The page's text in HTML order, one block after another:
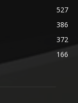
527
386
372
166